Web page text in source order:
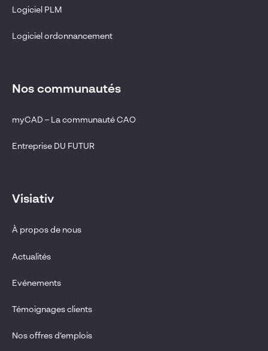
Logiciel PLM
Logiciel ordonnancement
Nos communautés
myCAD – La communauté CAO
Entreprise DU FUTUR
Visiativ
À propos de nous
Actualités
Evénements
Témoignages clients
Nos offres d’emplois